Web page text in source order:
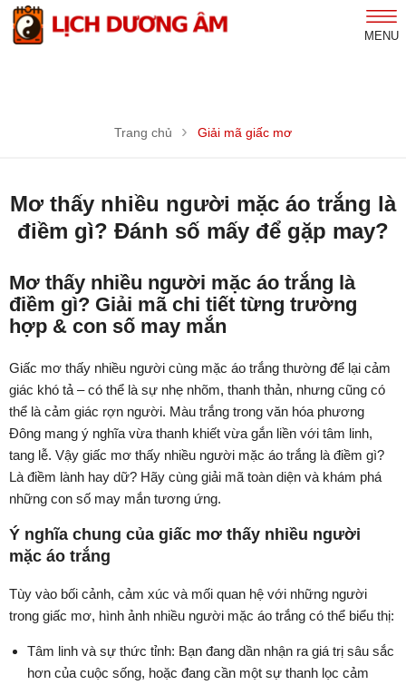
MENU
Trang chủ Giải mã giấc mơ
Mơ thấy nhiều người mặc áo trắng là
điềm gì? Đánh số mấy để gặp may?
Mơ thấy nhiều người mặc áo trắng là
điềm gì? Giải mã chi tiết từng trường
hợp & con số may mắn
Giấc mơ thấy nhiều người cùng mặc áo trắng thường để lại cảm
giác khó tả – có thể là sự nhẹ nhõm, thanh thản, nhưng cũng có
thể là cảm giác rợn người. Màu trắng trong văn hóa phương
Đông mang ý nghĩa vừa thanh khiết vừa gắn liền với tâm linh,
tang lễ. Vậy giấc mơ thấy nhiều người mặc áo trắng là điềm gì?
Là điềm lành hay dữ? Hãy cùng giải mã toàn diện và khám phá
những con số may mắn tương ứng.
Ý nghĩa chung của giấc mơ thấy nhiều người
mặc áo trắng
Tùy vào bối cảnh, cảm xúc và mối quan hệ với những người
trong giấc mơ, hình ảnh nhiều người mặc áo trắng có thể biểu thị:
Tâm linh và sự thức tỉnh: Bạn đang dần nhận ra giá trị sâu sắc
hơn của cuộc sống, hoặc đang cần một sự thanh lọc cảm